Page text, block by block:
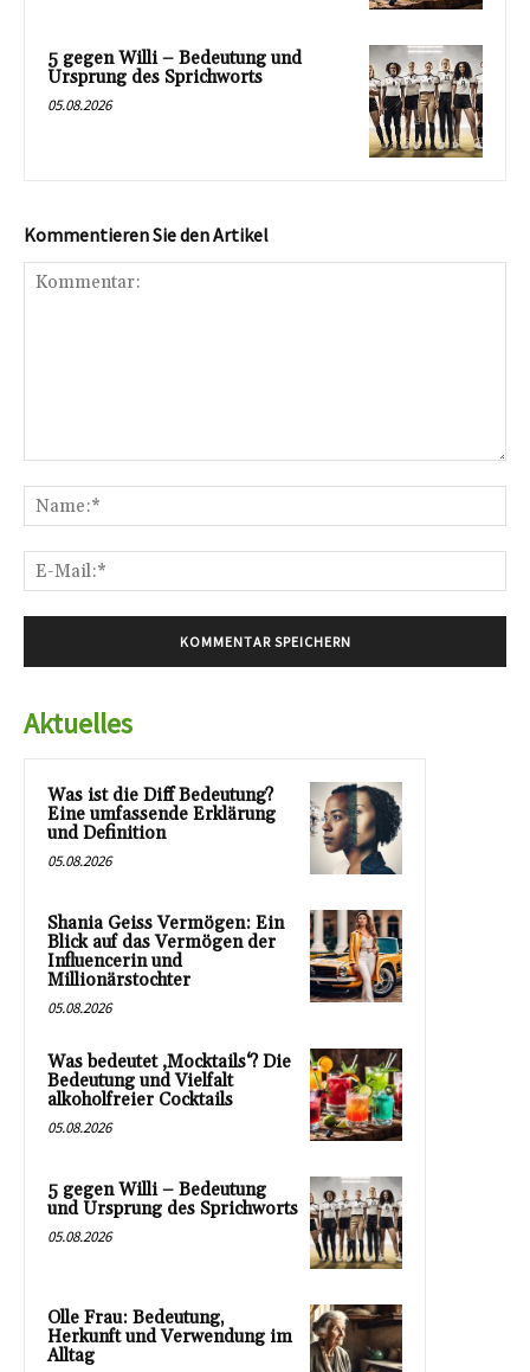
5 gegen Willi – Bedeutung und
Ursprung des Sprichworts
05.08.2026
Kommentieren Sie den Artikel
Aktuelles
Was ist die Diff Bedeutung?
Eine umfassende Erklärung
und Definition
05.08.2026
Shania Geiss Vermögen: Ein
Blick auf das Vermögen der
Influencerin und
Millionärstochter
05.08.2026
Was bedeutet ‚Mocktails‘? Die
Bedeutung und Vielfalt
alkoholfreier Cocktails
05.08.2026
5 gegen Willi – Bedeutung
und Ursprung des Sprichworts
05.08.2026
Olle Frau: Bedeutung,
Herkunft und Verwendung im
Alltag